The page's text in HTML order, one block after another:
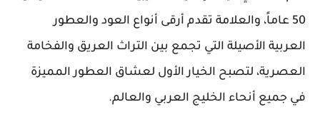
50 عاماً، والعلامة تقدم أرقى أنواع العود والعطور
العربية الأصيلة التي تجمع بين التراث العريق والفخامة
العصرية، لتصبح الخيار الأول لعشاق العطور المميزة
في جميع أنحاء الخليج العربي والعالم.